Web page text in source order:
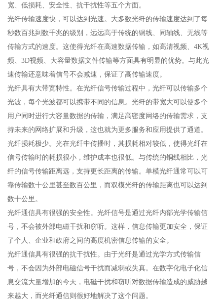
宽、低损耗、安全性、抗干扰性等五个方面。
光纤传输速度快，可以达到光速。大多数光纤的传输速度达到了每
秒数百兆到数千兆的级别，远远高于传统的铜线、同轴线、无线等
传输方式的速度。这使得光纤在高速数据传输，如高清视频、4K视
频、3D视频、大容量数据文件传输等方面具有明显的优势。与此光
速传输还意味着信号不会减速，保证了高传输速度。
光纤具有大带宽特性。在光纤信号传输过程中，光纤可以传输多个
光波，每个光波都可以携带不同的信息。光纤的带宽大可以使多个
用户同时进行大容量数据的传输，满足高密度网络的传输需求，支
持未来的网络扩展和升级，这也就为更多服务和应用提供了通道。
光纤损耗极少。光在光纤中传播时，其损耗相对较低，使得光纤在
信号传输时的耗损很小，维护成本也很低。与传统的铜线相比，光
纤的信号传输距离远，支持更长距离的传输。单模光纤通常可以可
靠传输数十公里甚至数百公里，而双模光纤的传输距离也可以达到
数十公里。
光纤通信具有很强的安全性。光纤信号是通过光纤内部光学传输信
号，不会被外部电磁干扰和窃听。这样，信息传输更加安全，保证
了个人、企业和政府之间的高度机密信息传输的安全。
光纤通信具有很强的抗干扰性。由于光纤是通过光学方式传输信
号，不会因为外部电磁信号干扰而减弱或失真。在数字化电子化信
息交流大量增加的今天，电磁干扰和窃听对数据传输造成的威胁越
来越大，而光纤通信则很好地解决了这个问题。